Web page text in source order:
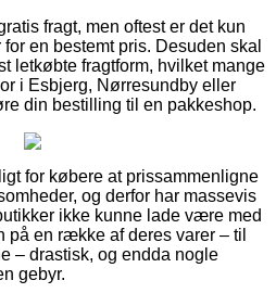
fragt, men oftest er det kun
en bestemt pris. Desuden skal
letkøbte fragtform, hvilket mange
i Esbjerg, Nørresundby eller
din bestilling til en pakkeshop.
for købere at prissammenligne
og derfor har massevis
ikke kunne lade være med
en række af deres varer – til
– drastisk, og endda nogle
gebyr.